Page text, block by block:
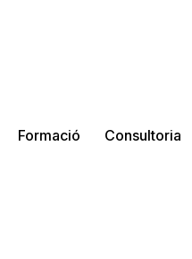
Formació Consultoria